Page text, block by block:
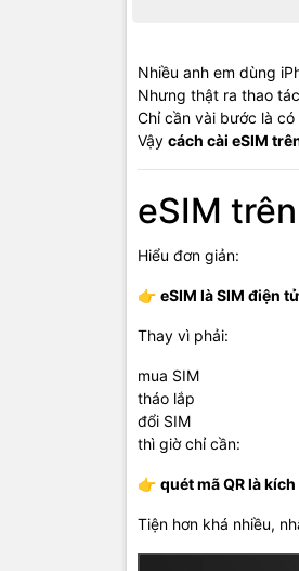
Nhiều anh em dùng
Nhưng thật ra thao
Chỉ cần vài bước là
Vậy cách cài eSIM
eSIM
Hiểu đơn giản:
👉 eSIM là SIM điện
Thay vì phải:
mua SIM
tháo lắp
đổi SIM
thì giờ chỉ cần:
👉 quét mã QR là
Tiện hơn khá nhiều,